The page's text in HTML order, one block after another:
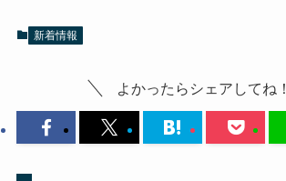
新着情報
よかったらシェアしてね！